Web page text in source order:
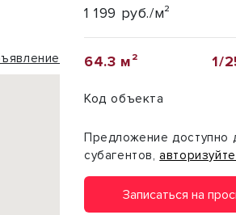
Подробнее
1 199 руб./м²
64.3 м² 1/
Код объекта
Предложение доступно
субагентов,
Записаться на